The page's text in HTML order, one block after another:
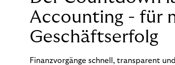
Accounting - für
Geschäftserfolg
Finanzvorgänge schnell, transparent